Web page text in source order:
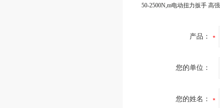
产品：
您的单位：
您的姓名：